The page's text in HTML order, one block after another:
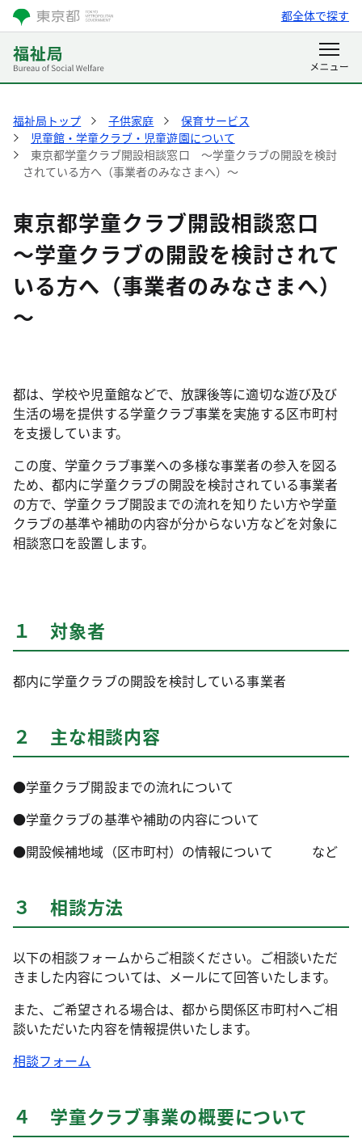
都全体で探す
福祉局トップ 子供家庭
保育サービス
児童館・学童クラブ・児童遊園について
東京都学童クラブ開設相談窓口 ～学童クラブの開設を検討
されている方へ（事業者のみなさまへ）～
東京都学童クラブ開設相談窓口
～学童クラブの開設を検討されて
いる方へ（事業者のみなさまへ）
～
都は、学校や児童館などで、放課後等に適切な遊び及び
生活の場を提供する学童クラブ事業を実施する区市町村
を支援しています。
この度、学童クラブ事業への多様な事業者の参入を図る
ため、都内に学童クラブの開設を検討されている事業者
の方で、学童クラブ開設までの流れを知りたい方や学童
クラブの基準や補助の内容が分からない方などを対象に
相談窓口を設置します。
１ 対象者
都内に学童クラブの開設を検討している事業者
２ 主な相談内容
●学童クラブ開設までの流れについて
●学童クラブの基準や補助の内容について
●開設候補地域（区市町村）の情報について など
３ 相談方法
以下の相談フォームからご相談ください。ご相談いただ
きました内容については、メールにて回答いたします。
また、ご希望される場合は、都から関係区市町村へご相
談いただいた内容を情報提供いたします。
相談フォーム
４ 学童クラブ事業の概要について